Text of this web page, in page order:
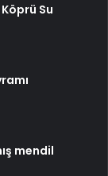
Su
mendil